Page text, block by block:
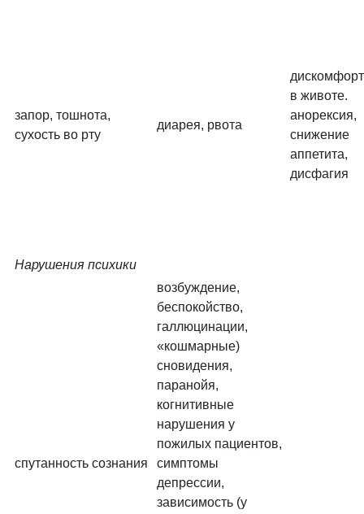
запор, тошнота,
сухость во рту
диарея, рвота
дискомфорт
в животе.
анорексия,
снижение
аппетита,
дисфагия
Нарушения психики
спутанность сознания
возбуждение,
беспокойство,
галлюцинации,
«кошмарные)
сновидения,
паранойя,
когнитивные
нарушения у
пожилых пациентов,
симптомы
депрессии,
зависимость (у